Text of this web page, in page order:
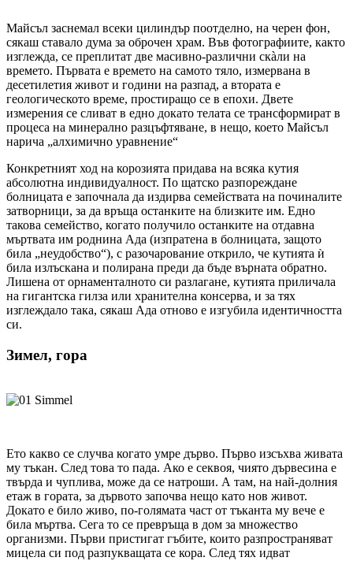
Майсъл заснемал всеки цилиндър поотделно, на черен фон,
сякаш ставало дума за оброчен храм. Във фотографиите, както
изглежда, се преплитат две масивно-различни скàли на
времето. Първата е времето на самото тяло, измервана в
десетилетия живот и години на разпад, а втората е
геологическото време, простиращо се в епохи. Двете
измерения се сливат в едно докато телата се трансформират в
процеса на минерално разцъфтяване, в нещо, което Майсъл
нарича „алхимично уравнение“
Конкретният ход на корозията придава на всяка кутия
абсолютна индивидуалност. По щатско разпореждане
болницата е започнала да издирва семействата на починалите
затворници, за да връща останките на близките им. Едно
такова семейство, когато получило останките на отдавна
мъртвата им роднина Ада (изпратена в болницата, защото
била „неудобство“), с разочарование открило, че кутията ѝ
била излъскана и полирана преди да бъде върната обратно.
Лишена от орнаменталното си разлагане, кутията приличала
на гигантска гилза или хранителна консерва, и за тях
изглеждало така, сякаш Ада отново е изгубила идентичността
си.
Зимел, гора
Ето какво се случва когато умре дърво. Първо изсъхва живата
му тъкан. След това то пада. Ако е секвоя, чиято дървесина е
твърда и чуплива, може да се натроши. А там, на най-долния
етаж в гората, за дървото започва нещо като нов живот.
Докато е било живо, по-голямата част от тъканта му вече е
била мъртва. Сега то се превръща в дом за множество
организми. Първи пристигат гъбите, които разпространяват
мицела си под разпукващата се кора. След тях идват